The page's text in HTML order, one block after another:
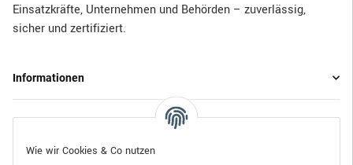
Wie wir Cookies & Co nutzen
Einsatzkräfte, Unternehmen und Behörden – zuverlässig,
sicher und zertifiziert.
Informationen
Gesetzliche Informationen